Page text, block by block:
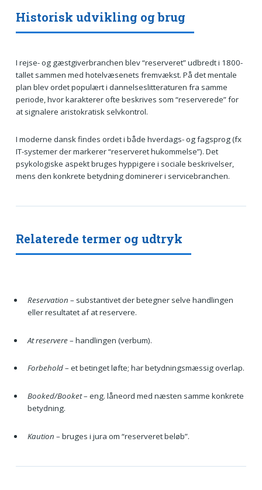
Historisk udvikling og brug
I rejse- og gæstgiverbranchen blev “reserveret” udbredt i 1800-
tallet sammen med hotelvæsenets fremvækst. På det mentale
plan blev ordet populært i dannelseslitteraturen fra samme
periode, hvor karakterer ofte beskrives som “reserverede” for
at signalere aristokratisk selvkontrol.
I moderne dansk findes ordet i både hverdags- og fagsprog (fx
IT-systemer der markerer “reserveret hukommelse”). Det
psykologiske aspekt bruges hyppigere i sociale beskrivelser,
mens den konkrete betydning dominerer i servicebranchen.
Relaterede termer og udtryk
Reservation – substantivet der betegner selve handlingen
eller resultatet af at reservere.
At reservere– handlingen (verbum).
Forbehold– et betinget løfte; har betydningsmæssig overlap.
Booked/Booket– eng. låneord med næsten samme konkrete
betydning.
Kaution – bruges i jura om “reserveret beløb”.